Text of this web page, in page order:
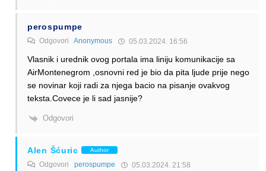
perospumpe
Odgovori Anonymous 05.03.2024. 16:56
Vlasnik i urednik ovog portala ima liniju komunikacije sa
AirMontenegrom ,osnovni red je bio da pita ljude prije nego
se novinar koji radi za njega bacio na pisanje ovakvog
teksta.Covece je li sad jasnije?
Odgovori
Alen Šćuric Author
Odgovori perospumpe 05.03.2024. 21:58